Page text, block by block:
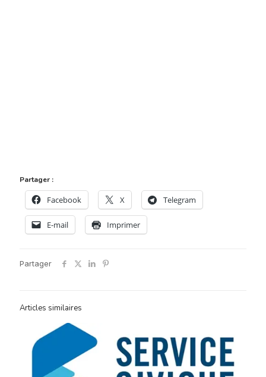
Partager :
Facebook X Telegram
E-mail Imprimer
Partager
Articles similaires